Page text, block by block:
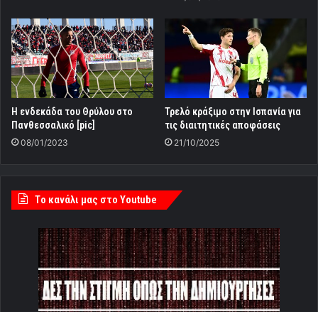
Η ενδεκάδα του Θρύλου στο
Πανθεσσαλικό [pic]
08/01/2023
Τρελό κράξιμο στην Ισπανία για
τις διαιτητικές αποφάσεις
21/10/2025
Tο κανάλι μας στο Youtube